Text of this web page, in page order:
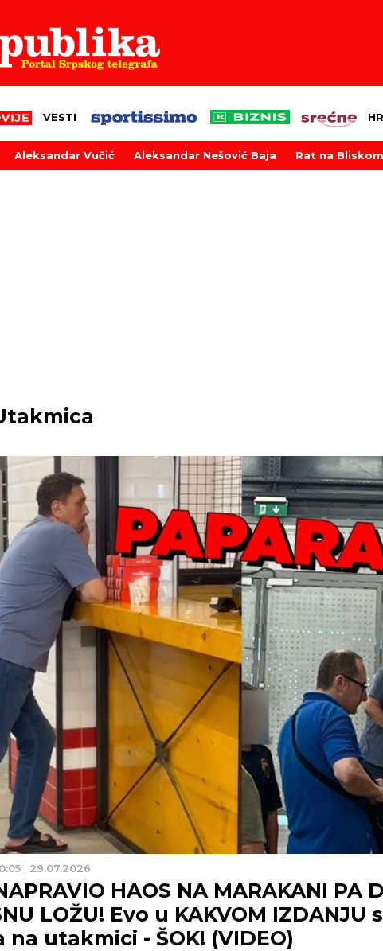
VESTI
Aleksandar Vučić Aleksandar Nešović Baja Rat na
29.07.2026
HAOS NA MARAKANI PA
LOŽU! Evo u KAKVOM
na utakmici - ŠOK! (VIDEO)